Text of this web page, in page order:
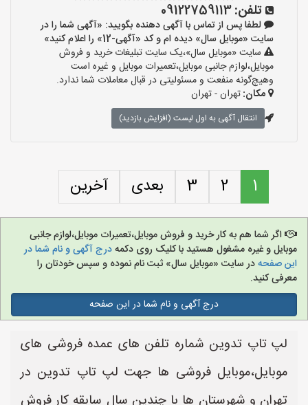
تلفن:09122759113
لطفا پس از تماس با آگهی دهنده بگویید: «آگهی شما را در
سایت «موبایل سال» دیده ام و کد «آگهی-12» را اعلام کنید»
سایت «موبایل سال»،یک سایت تبلیغات خرید و فروش
موبایل،لوازم جانبی موبایل،تعمیرات موبایل و غیره است
وهیچ‌گونه منفعت و مسئولیتی در قبال معاملات شما ندارد.
مکان:تهران - تهران
انتقال آگهی به اول لیست (افزایش بازدید)
1
2
3 بعدی آخرین
اگر شما هم به کار خرید و فروش موبایل،تعمیرات موبایل،لوازم جانبی
موبایل و غیره مشغول هستید با کلیک روی دکمهدرج آگهی و نام شما در
این صفحهدر سایت «موبایل سال» ثبت نام نموده و سپس خودتان را
معرفی کنید.
درج آگهی و نام شما در این صفحه
لپ تاپ تدوین شماره تلفن های عمده فروشی های
موبایل،موبایل فروشی ها جهت لپ تاپ تدوین در
تهران و شهرستان ها با چندین سال سابقه کار فروش